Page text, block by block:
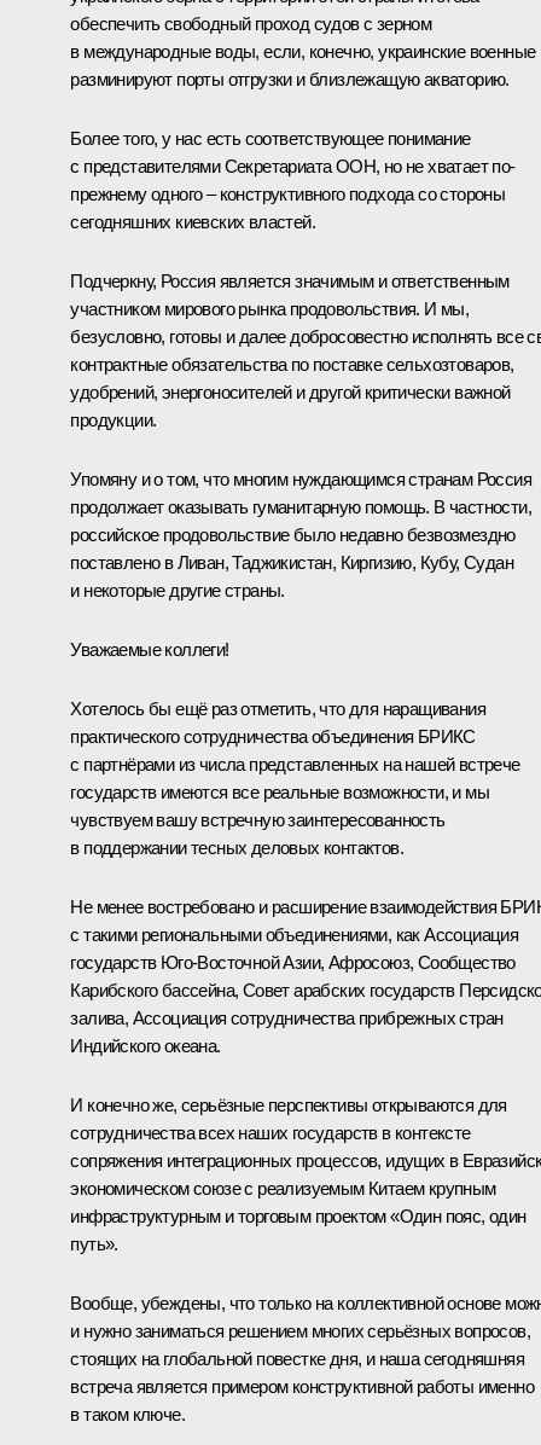
обеспечить свободный проход судов с зерном
в международные воды, если, конечно, украинские военные
разминируют порты отгрузки и близлежащую акваторию.
Более того, у нас есть соответствующее понимание
с представителями Секретариата ООН, но не хватает по-
прежнему одного – конструктивного подхода со стороны
сегодняшних киевских властей.
Подчеркну, Россия является значимым и ответственным
участником мирового рынка продовольствия. И мы,
безусловно, готовы и далее добросовестно исполнять все
контрактные обязательства по поставке сельхозтоваров,
удобрений, энергоносителей и другой критически важной
продукции.
Упомяну и о том, что многим нуждающимся странам Россия
продолжает оказывать гуманитарную помощь. В частности,
российское продовольствие было недавно безвозмездно
поставлено в Ливан, Таджикистан, Киргизию, Кубу, Судан
и некоторые другие страны.
Уважаемые коллеги!
Хотелось бы ещё раз отметить, что для наращивания
практического сотрудничества объединения БРИКС
с партнёрами из числа представленных на нашей встрече
государств имеются все реальные возможности, и мы
чувствуем вашу встречную заинтересованность
в поддержании тесных деловых контактов.
Не менее востребовано и расширение взаимодействия
с такими региональными объединениями, как Ассоциация
государств Юго-Восточной Азии, Афросоюз, Сообщество
Карибского бассейна, Совет арабских государств
залива, Ассоциация сотрудничества прибрежных стран
Индийского океана.
И конечно же, серьёзные перспективы открываются для
сотрудничества всех наших государств в контексте
сопряжения интеграционных процессов, идущих в
экономическом союзе с реализуемым Китаем крупным
инфраструктурным и торговым проектом «Один пояс, один
путь».
Вообще, убеждены, что только на коллективной основе
и нужно заниматься решением многих серьёзных вопросов,
стоящих на глобальной повестке дня, и наша сегодняшняя
встреча является примером конструктивной работы именно
в таком ключе.